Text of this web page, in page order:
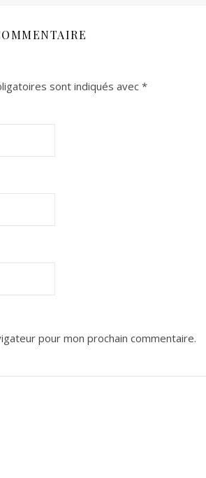
sont indiqués avec*
pour mon prochain commentaire.